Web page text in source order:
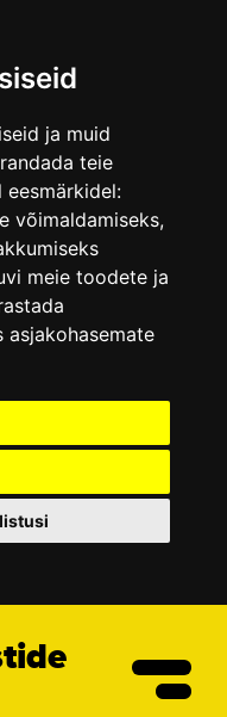
ja muid
teie
võimaldamiseks,
meie toodete ja
asjakohasemate